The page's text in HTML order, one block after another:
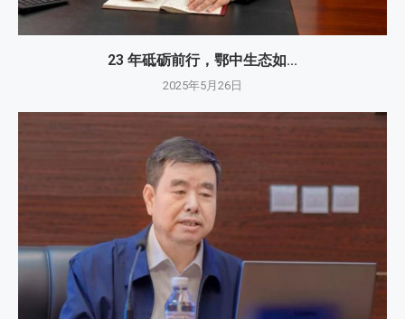
23 年砥砺前行，鄂中生态如...
2025年5月26日